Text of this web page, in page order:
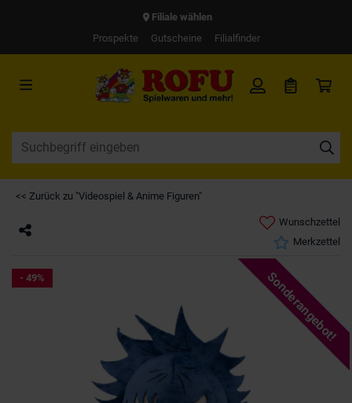
Filiale wählen
Prospekte
Gutscheine Filialfinder
<< Zurück zu "Videospiel & Anime Figuren"
Wunschzettel
Merkzettel
- 49% Sonderangebot!